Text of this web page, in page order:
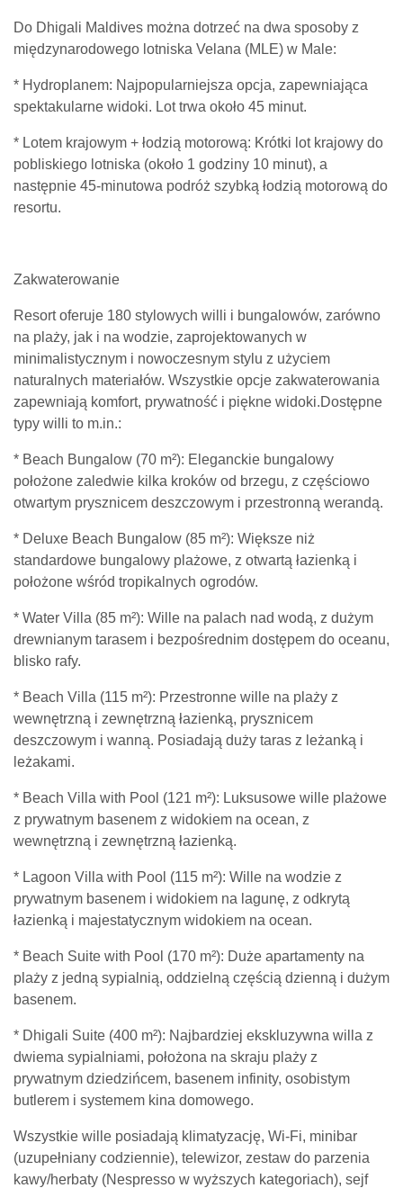
Do Dhigali Maldives można dotrzeć na dwa sposoby z
międzynarodowego lotniska Velana (MLE) w Male:
* Hydroplanem: Najpopularniejsza opcja, zapewniająca
spektakularne widoki. Lot trwa około 45 minut.
* Lotem krajowym + łodzią motorową: Krótki lot krajowy do
pobliskiego lotniska (około 1 godziny 10 minut), a
następnie 45-minutowa podróż szybką łodzią motorową do
resortu.
Zakwaterowanie
Resort oferuje 180 stylowych willi i bungalowów, zarówno
na plaży, jak i na wodzie, zaprojektowanych w
minimalistycznym i nowoczesnym stylu z użyciem
naturalnych materiałów. Wszystkie opcje zakwaterowania
zapewniają komfort, prywatność i piękne widoki.Dostępne
typy willi to m.in.:
* Beach Bungalow (70 m²): Eleganckie bungalowy
położone zaledwie kilka kroków od brzegu, z częściowo
otwartym prysznicem deszczowym i przestronną werandą.
* Deluxe Beach Bungalow (85 m²): Większe niż
standardowe bungalowy plażowe, z otwartą łazienką i
położone wśród tropikalnych ogrodów.
* Water Villa (85 m²): Wille na palach nad wodą, z dużym
drewnianym tarasem i bezpośrednim dostępem do oceanu,
blisko rafy.
* Beach Villa (115 m²): Przestronne wille na plaży z
wewnętrzną i zewnętrzną łazienką, prysznicem
deszczowym i wanną. Posiadają duży taras z leżanką i
leżakami.
* Beach Villa with Pool (121 m²): Luksusowe wille plażowe
z prywatnym basenem z widokiem na ocean, z
wewnętrzną i zewnętrzną łazienką.
* Lagoon Villa with Pool (115 m²): Wille na wodzie z
prywatnym basenem i widokiem na lagunę, z odkrytą
łazienką i majestatycznym widokiem na ocean.
* Beach Suite with Pool (170 m²): Duże apartamenty na
plaży z jedną sypialnią, oddzielną częścią dzienną i dużym
basenem.
* Dhigali Suite (400 m²): Najbardziej ekskluzywna willa z
dwiema sypialniami, położona na skraju plaży z
prywatnym dziedzińcem, basenem infinity, osobistym
butlerem i systemem kina domowego.
Wszystkie wille posiadają klimatyzację, Wi-Fi, minibar
(uzupełniany codziennie), telewizor, zestaw do parzenia
kawy/herbaty (Nespresso w wyższych kategoriach), sejf